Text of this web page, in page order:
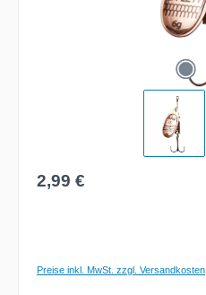
Regulärer Preis:
2,99 €
Preise inkl. MwSt. zzgl. Versandkosten